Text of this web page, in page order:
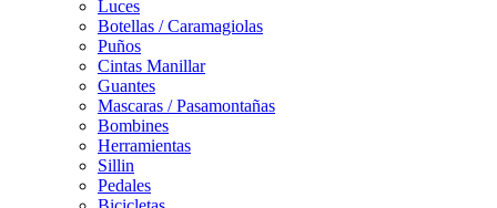
Luces
Botellas / Caramagiolas
Puños
Cintas Manillar
Guantes
Mascaras / Pasamontañas
Bombines
Herramientas
Sillin
Pedales